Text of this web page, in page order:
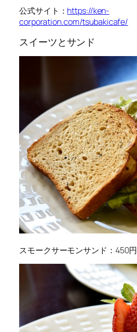
公式サイト： https://ken-
corporation.com/tsubakicafe/
スイーツとサンド
スモークサーモンサンド：450円